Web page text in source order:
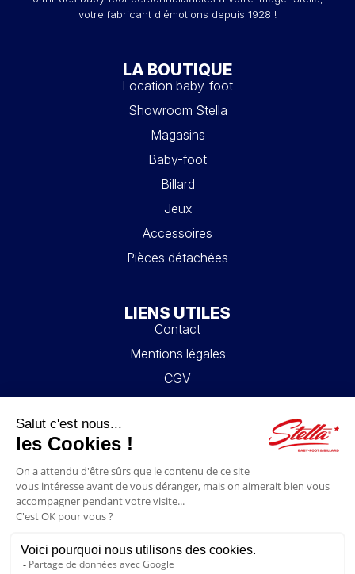
votre fabricant d'émotions depuis 1928 !
LA BOUTIQUE
Location baby-foot
Showroom Stella
Magasins
Baby-foot
Billard
Jeux
Accessoires
Pièces détachées
LIENS UTILES
Contact
Mentions légales
CGV
Mon compte
NOUS SUIVRE
4.6/5